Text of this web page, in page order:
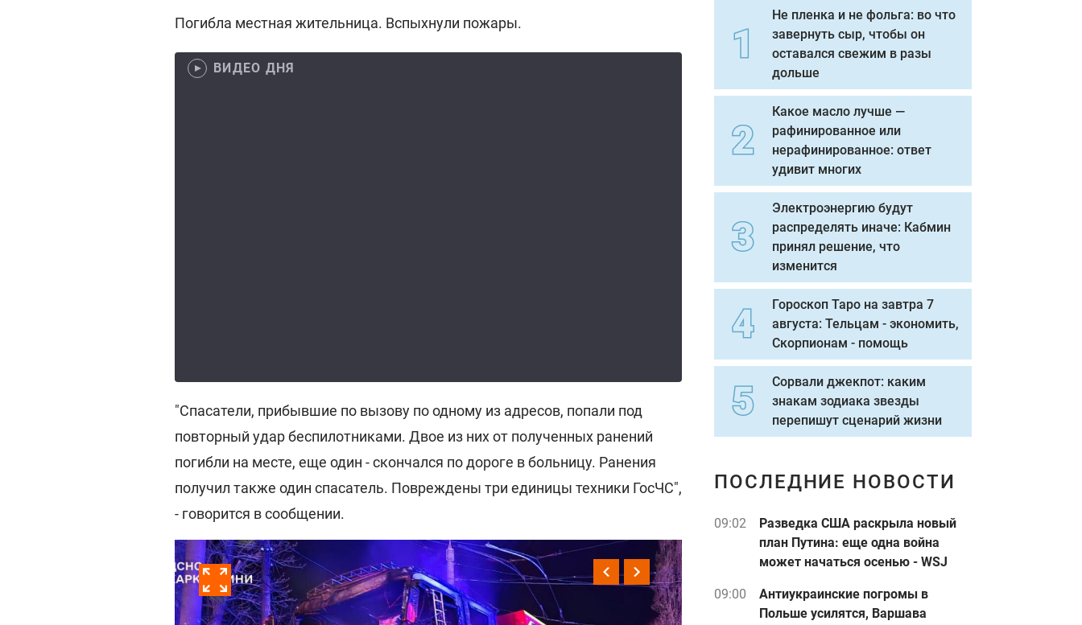
Погибла местная жительница. Вспыхнули пожары.
ВИДЕО ДНЯ
"Спасатели, прибывшие по вызову по одному из адресов, попали под
повторный удар беспилотниками. Двое из них от полученных ранений
погибли на месте, еще один - скончался по дороге в больницу. Ранения
получил также один спасатель. Повреждены три единицы техники ГосЧС",
- говорится в сообщении.
Не пленка и не фольга: во что
завернуть сыр, чтобы он
оставался свежим в разы
дольше
Какое масло лучше —
рафинированное или
нерафинированное: ответ
удивит многих
Электроэнергию будут
распределять иначе: Кабмин
принял решение, что
изменится
Гороскоп Таро на завтра 7
августа: Тельцам - экономить,
Скорпионам - помощь
Сорвали джекпот: каким
знакам зодиака звезды
перепишут сценарий жизни
ПОСЛЕДНИЕ НОВОСТИ
09:02
Разведка США раскрыла новый
план Путина: еще одна война
может начаться осенью - WSJ
09:00
Антиукраинские погромы в
Польше усилятся, Варшава